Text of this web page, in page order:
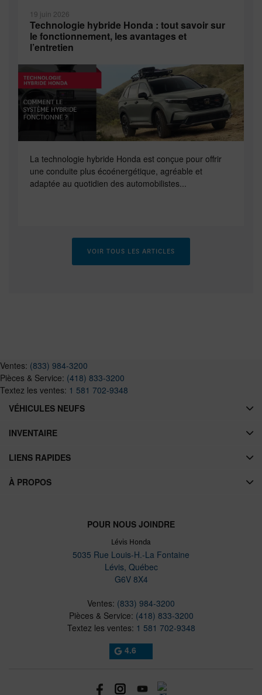
19 juin 2026
Technologie hybride Honda : tout savoir sur
le fonctionnement, les avantages et
l’entretien
La technologie hybride Honda est conçue pour offrir
une conduite plus écoénergétique, agréable et
adaptée au quotidien des automobilistes...
VOIR TOUS LES ARTICLES
Ventes: (833) 984-3200
Pièces & Service: (418) 833-3200
Textez les ventes: 1 581 702-9348
POUR NOUS JOINDRE
Lévis Honda
5035 Rue Louis-H.-La Fontaine
Lévis, Québec
G6V 8X4
Ventes: (833) 984-3200
Pièces & Service: (418) 833-3200
Textez les ventes: 1 581 702-9348
4.6
VÉHICULES NEUFS
INVENTAIRE
LIENS RAPIDES
À PROPOS